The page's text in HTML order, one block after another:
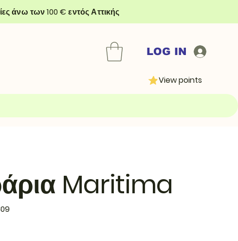
Maritima
άνω των 100 € εντός Αττικής
LOG IN
View points